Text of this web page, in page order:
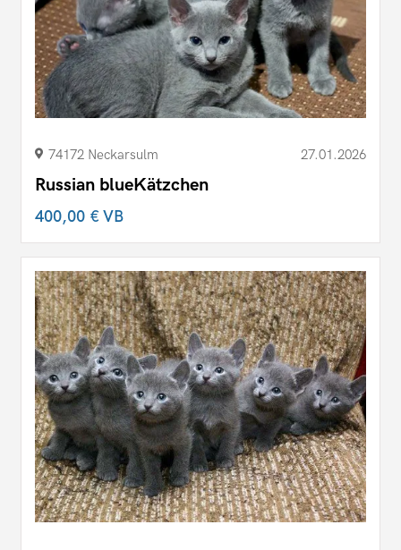
74172 Neckarsulm 27.01.2026
Russian blueKätzchen
400,00 €VB